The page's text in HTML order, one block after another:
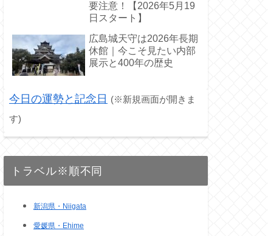
要注意！【2026年5月19
日スタート】
広島城天守は2026年長期
休館｜今こそ見たい内部
展示と400年の歴史
今日の運勢と記念日 (※新規画面が開きま
す)
トラベル※順不同
新潟県・Niigata
愛媛県・Ehime